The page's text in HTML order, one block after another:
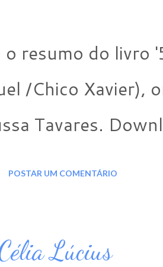
o resumo do livro
/Chico Xavier),
Tavares.
POSTAR UM COMENTÁRIO
Lúcius